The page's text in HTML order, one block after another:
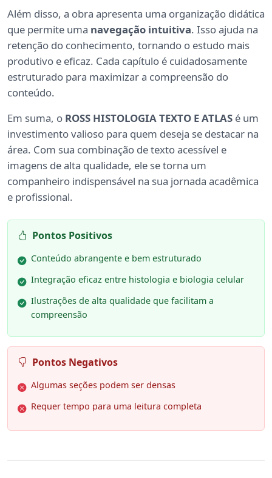
Além disso, a obra apresenta uma organização didática
que permite uma navegação intuitiva. Isso ajuda na
retenção do conhecimento, tornando o estudo mais
produtivo e eficaz. Cada capítulo é cuidadosamente
estruturado para maximizar a compreensão do
conteúdo.
Em suma, o ROSS HISTOLOGIA TEXTO E ATLAS é um
investimento valioso para quem deseja se destacar na
área. Com sua combinação de texto acessível e
imagens de alta qualidade, ele se torna um
companheiro indispensável na sua jornada acadêmica
e profissional.
Pontos Positivos
Conteúdo abrangente e bem estruturado
Integração eficaz entre histologia e biologia celular
Ilustrações de alta qualidade que facilitam a
compreensão
Pontos Negativos
Algumas seções podem ser densas
Requer tempo para uma leitura completa